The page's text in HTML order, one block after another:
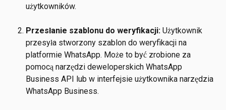
użytkowników.
Przesłanie szablonu do weryfikacji: Użytkownik
przesyła stworzony szablon do weryfikacji na
platformie WhatsApp. Może to być zrobione za
pomocą narzędzi deweloperskich WhatsApp
Business API lub w interfejsie użytkownika narzędzia
WhatsApp Business.​